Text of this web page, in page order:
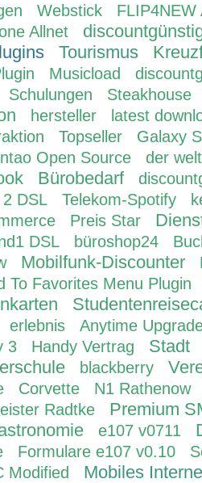
Webstick FLIP4NEW
Allnet
Tourismus
Musicload
Schulungen
Steakhouse
hersteller
latest
Topseller
Galaxy
Open Source
der welt
Bürobedarf
DSL
Telekom-Spotify
Preis Star
DSL büroshop24
Mobilfunk-Discounter
To Favorites Menu Plugin
erlebnis
Anytime
3
Handy Vertrag Stadt
blackberry
Corvette
N1 Rathenow
Radtke Premium
e107 v0711
Formulare e107 v0.10
Modified Mobiles